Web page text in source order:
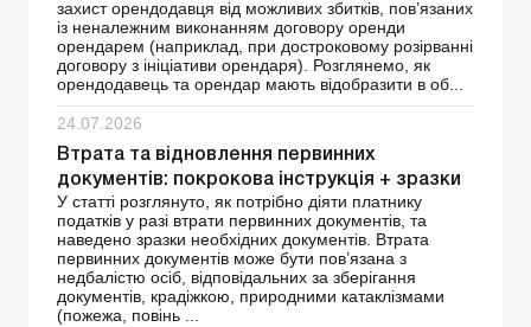
захист орендодавця від можливих збитків, пов’язаних
із неналежним виконанням договору оренди
орендарем (наприклад, при достроковому розірванні
договору з ініціативи орендаря). Розглянемо, як
орендодавець та орендар мають відобразити в об...
24.07.2026
Втрата та відновлення первинних
документів: покрокова інструкція + зразки
У статті розглянуто, як потрібно діяти платнику
податків у разі втрати первинних документів, та
наведено зразки необхідних документів. Втрата
первинних документів може бути пов’язана з
недбалістю осіб, відповідальних за зберігання
документів, крадіжкою, природними катаклізмами
(пожежа, повінь ...